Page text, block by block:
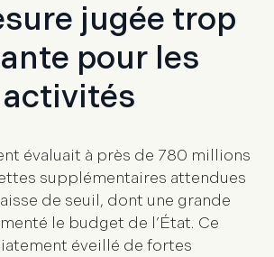
jugée trop
pour les
évaluait à près de 780 millions
supplémentaires attendues
de seuil, dont une grande
le budget de l’État. Ce
éveillé de fortes